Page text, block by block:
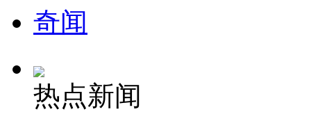
司机酒驾遇交警 急速倒车逃窜
奇闻
热点新闻